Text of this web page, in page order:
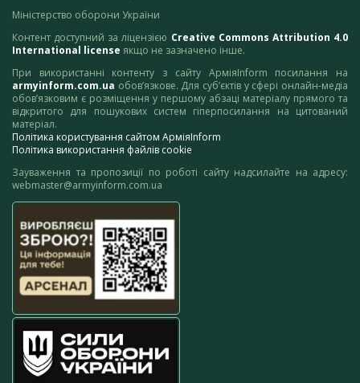
Міністерство оборони України
Контент доступний за ліцензією Creative Commons Attribution 4.0
International license якщо не зазначено інше.
При використанні контенту з сайту АрміяInform посилання на
armyinform.com.ua обов’язкове. Для суб’єктів у сфері онлайн-медіа
обов’язковим є розміщення у першому абзаці матеріалу прямого та
відкритого для пошукових систем гіперпосилання на цитований
матеріал.
Політика користування сайтом АрміяInform
Політика використання файлів cookie
Зауваження та пропозиції по роботі сайту надсилайте на адресу:
webmaster@armyinform.com.ua